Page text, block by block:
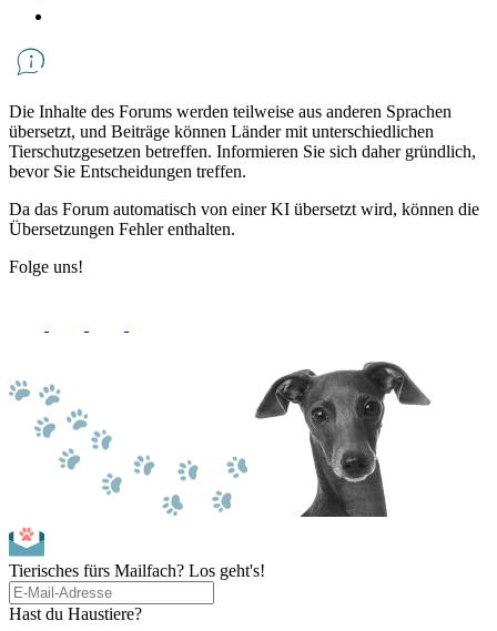
Die Inhalte des Forums werden teilweise aus anderen Sprachen
übersetzt, und Beiträge können Länder mit unterschiedlichen
Tierschutzgesetzen betreffen. Informieren Sie sich daher gründlich,
bevor Sie Entscheidungen treffen.
Da das Forum automatisch von einer KI übersetzt wird, können die
Übersetzungen Fehler enthalten.
Folge uns!
Tierisches fürs Mailfach? Los geht's!
Hast du Haustiere?